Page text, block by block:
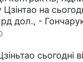
на
дол., -
сьогодні